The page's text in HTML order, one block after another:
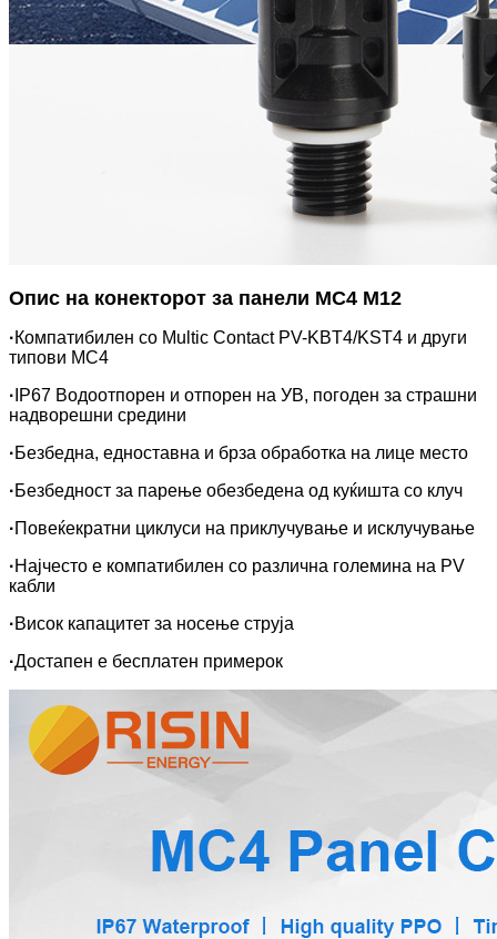
Опис на конекторот за панели MC4 M12
·Компатибилен со Multic Contact PV-KBT4/KST4 и други
типови MC4
· IP67 Водоотпорен и отпорен на УВ, погоден за страшни
надворешни средини
·Безбедна, едноставна и брза обработка на лице место
·Безбедност за парење обезбедена од куќишта со клуч
·Повеќекратни циклуси на приклучување и исклучување
·Најчесто е компатибилен со различна големина на PV
кабли
·Висок капацитет за носење струја
·Достапен е бесплатен примерок